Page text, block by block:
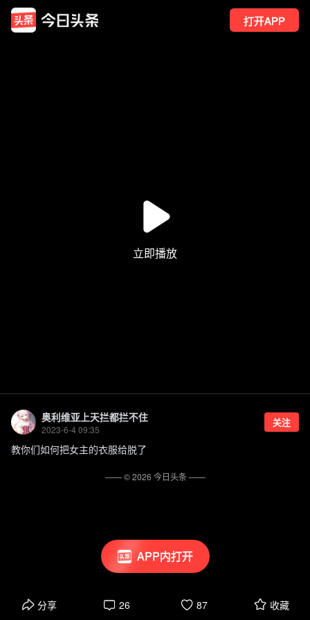
打开APP
APP内打开
奥利维亚上天拦都拦不住
2023-6-4 09:35
关注
教你们如何把女主的衣服给脱了
分享 26 87 收藏
—— ©2026 今日头条——